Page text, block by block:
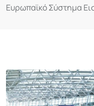
Ευρωπαϊκό Σύστημα